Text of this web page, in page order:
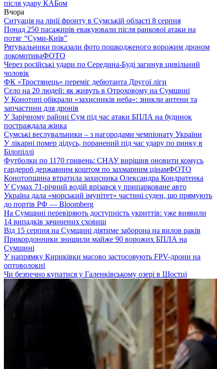
після удару КАБом
Вчора
Ситуація на лінії фронту в Сумській області 8 серпня
Понад 250 пасажирів евакуювали після ранкової атаки на
потяг “Суми-Київ”
Рятувальники показали фото пошкодженого ворожим дроном
локомотиваФОТО
Через російські удари по Середина-Буді загинув цивільний
чоловік
ФК «Тростянець» переміг дебютанта Другої ліги
Село на 20 людей: як живуть в Отроховому на Сумщині
У Конотопі обікрали «захисників неба»: зникли антени та
запчастини для дронів
У Зарічному районі Сум під час атаки БПЛА на будинок
постраждала жінка
Сумські веслувальники – з нагородами чемпіонату України
У лікарні помер дідусь, поранений під час удару по ринку в
Білопіллі
Футболки по 1170 гривень: СНАУ вирішив оновити комусь
гардероб державним коштом по захмарним цінамФОТО
Конотопщина втратила захисника Олександра Кондратенка
У Сумах 71-річний водій врізався у припарковане авто
Україна дала «морський імунітет» частині суден, що прямують
до портів РФ — Bloomberg
На Сумщині перевіряють доступність укриттів: уже виявили
14 випадків зачинених сховищ
Від 15 серпня на Сумщині діятиме заборона на вилов раків
Прикордонники знищили майже 90 ворожих БПЛА на
Сумщині
У напрямку Кириківки масово застосовують FPV-дрони на
оптоволокні
Чи безпечно купатися у Галенківському озері в Шостці